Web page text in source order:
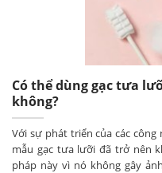
Có thể dùng gạc tưa
không?
Với sự phát triển của các
mẫu gạc tưa lưỡi đã trở nên
pháp này vì nó không gây